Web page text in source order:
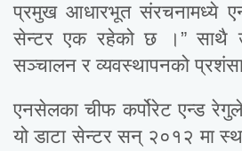
प्रमुख आधारभूत संरचनामध्ये
सेन्टर एक रहेको छ ।” साथै
सञ्चालन र व्यवस्थापनको
एनसेलका चीफ कर्पोरेट एन्ड
यो डाटा सेन्टर सन् २०१२ मा